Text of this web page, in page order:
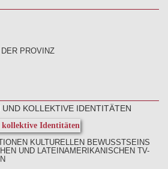
PROVINZ
KOLLEKTIVE IDENTITÄTEN
KULTURELLEN BEWUSSTSEINS
UND LATEINAMERIKANISCHEN TV-